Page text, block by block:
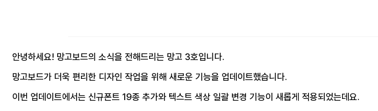
안녕하세요! 망고보드의 소식을 전해드리는 망고 3호입니다.
망고보드가 더욱 편리한 디자인 작업을 위해 새로운 기능을 업데이트했습니다.
이번 업데이트에서는 신규폰트 19종 추가와 텍스트 색상 일괄 변경 기능이 새롭게 적용되었는데요.